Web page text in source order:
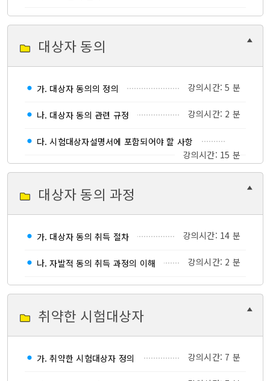
대상자 동의
가. 대상자 동의의 정의 강의시간: 5 분
나. 대상자 동의 관련 규정 강의시간: 2 분
다. 시험대상자설명서에 포함되어야 할 사항
강의시간: 15 분
대상자 동의 과정
가. 대상자 동의 취득 절차 강의시간: 14 분
나. 자발적 동의 취득 과정의 이해 강의시간: 2 분
취약한 시험대상자
가. 취약한 시험대상자 정의 강의시간: 7 분